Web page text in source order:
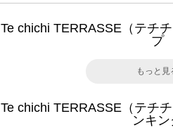
Te chichi TERRASSE（テチ
プ
もっと見
Te chichi TERRASSE（テチ
ンキン